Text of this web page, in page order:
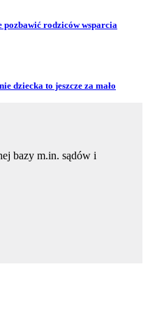
pozbawić rodziców wsparcia
dziecka to jeszcze za mało
bazy m.in. sądów i